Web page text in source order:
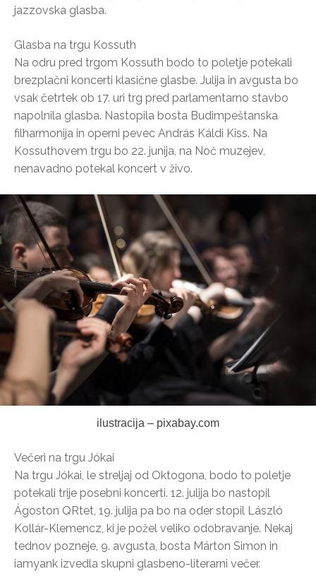
jazzovska glasba.
Glasba na trgu Kossuth
Na odru pred trgom Kossuth bodo to poletje potekali
brezplačni koncerti klasične glasbe. Julija in avgusta bo
vsak četrtek ob 17. uri trg pred parlamentarno stavbo
napolnila glasba. Nastopila bosta Budimpeštanska
filharmonija in operni pevec András Káldi Kiss. Na
Kossuthovem trgu bo 22. junija, na Noč muzejev,
nenavadno potekal koncert v živo.
ilustracija – pixabay.com
Večeri na trgu Jókai
Na trgu Jókai, le streljaj od Oktogona, bodo to poletje
potekali trije posebni koncerti. 12. julija bo nastopil
Ágoston QRtet, 19. julija pa bo na oder stopil László
Kollár-Klemencz, ki je požel veliko odobravanje. Nekaj
tednov pozneje, 9. avgusta, bosta Márton Simon in
iamyank izvedla skupni glasbeno-literarni večer.